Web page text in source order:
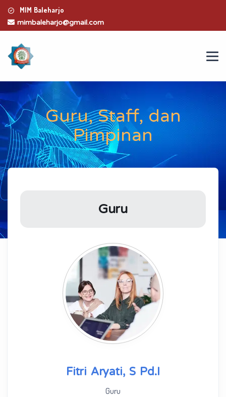
MIM Baleharjo
mimbaleharjo@gmail.com
Guru, Staff, dan
Pimpinan
Guru
Fitri Aryati, S Pd.I
Guru